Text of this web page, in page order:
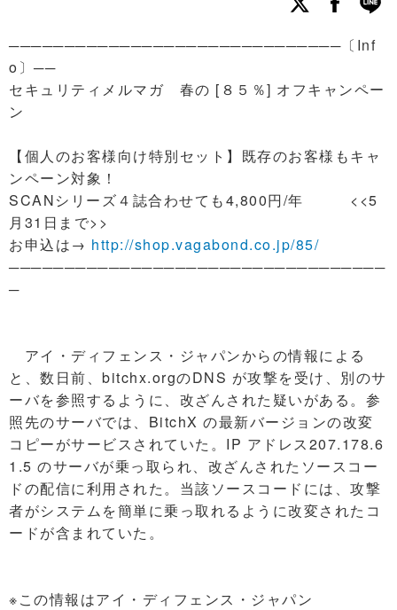
──────────────────────────────〔Inf
o〕──
セキュリティメルマガ 春の [８５％] オフキャンペー
ン
【個人のお客様向け特別セット】既存のお客様もキャ
ンペーン対象！
SCANシリーズ４誌合わせても4,800円/年 <<5
月31日まで>>
お申込は→ http://shop.vagabond.co.jp/85/
──────────────────────────────────
─
アイ・ディフェンス・ジャパンからの情報による
と、数日前、bitchx.orgのDNS が攻撃を受け、別のサ
ーバを参照するように、改ざんされた疑いがある。参
照先のサーバでは、BitchX の最新バージョンの改変
コピーがサービスされていた。IP アドレス207.178.6
1.5 のサーバが乗っ取られ、改ざんされたソースコー
ドの配信に利用された。当該ソースコードには、攻撃
者がシステムを簡単に乗っ取れるように改変されたコ
ードが含まれていた。
※この情報はアイ・ディフェンス・ジャパン